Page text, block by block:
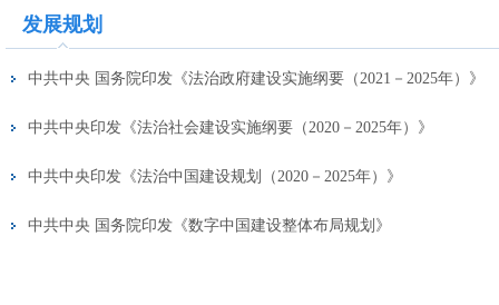
发展规划
中共中央 国务院印发《法治政府建设实施纲要（2021－2025年）》
中共中央印发《法治社会建设实施纲要（2020－2025年）》
中共中央印发《法治中国建设规划（2020－2025年）》
中共中央 国务院印发《数字中国建设整体布局规划》